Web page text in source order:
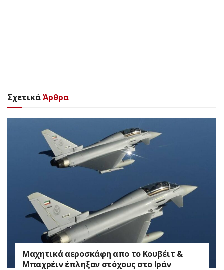
ΣχετικάΆρθρα
Mαχητικά αεροσκάφη απο το Κουβέιτ &
Μπαχρέιν έπληξαν στόχους στο Ιράν